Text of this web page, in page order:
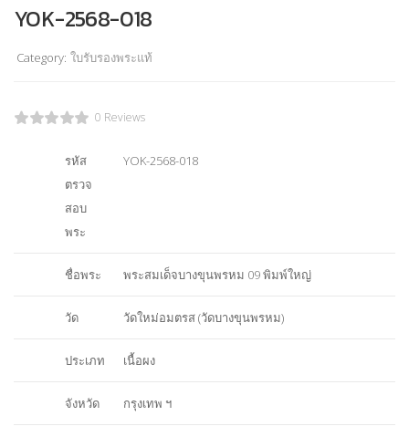
YOK-2568-018
Category: ใบรับรองพระแท้
0 Reviews
รหัส
ตรวจ
สอบ
พระ
YOK-2568-018
ชื่อพระ พระสมเด็จบางขุนพรหม 09 พิมพ์ใหญ่
วัด วัดใหม่อมตรส (วัดบางขุนพรหม)
ประเภท เนื้อผง
จังหวัด กรุงเทพ ฯ